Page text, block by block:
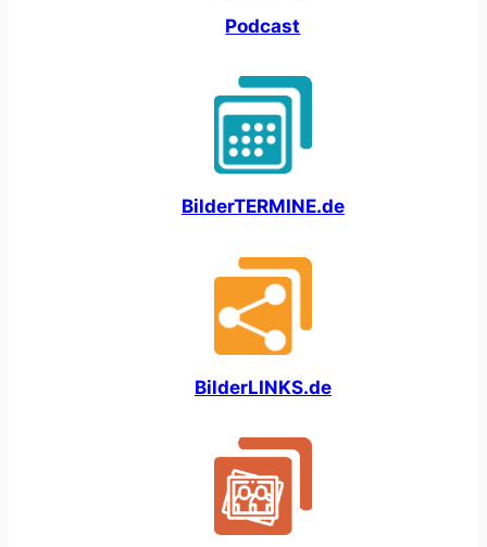
Podcast
BilderTERMINE.de
BilderLINKS.de